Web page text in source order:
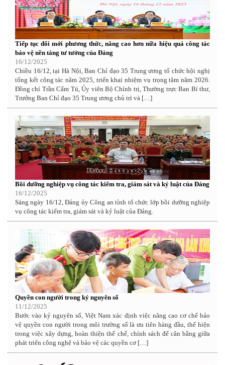
Tiếp tục đổi mới phương thức, nâng cao hơn nữa hiệu quả công tác
bảo vệ nền tảng tư tưởng của Đảng
16/12/2025
Chiều 16/12, tại Hà Nội, Ban Chỉ đạo 35 Trung ương tổ chức hội nghị
tổng kết công tác năm 2025, triển khai nhiệm vụ trọng tâm năm 2026.
Đồng chí Trần Cẩm Tú, Ủy viên Bộ Chính trị, Thường trực Ban Bí thư,
Trưởng Ban Chỉ đạo 35 Trung ương chủ trì và […]
Bồi dưỡng nghiệp vụ công tác kiểm tra, giám sát và kỷ luật của Đảng
16/12/2025
Sáng ngày 16/12, Đảng ủy Công an tỉnh tổ chức lớp bồi dưỡng nghiệp
vụ công tác kiểm tra, giám sát và kỷ luật của Đảng.
Quyền con người trong kỷ nguyên số
11/12/2025
Bước vào kỷ nguyên số, Việt Nam xác định việc nâng cao cơ chế bảo
vệ quyền con người trong môi trường số là ưu tiên hàng đầu, thể hiện
trong việc xây dựng, hoàn thiện thể chế, chính sách để cân bằng giữa
phát triển công nghệ và bảo vệ các quyền cơ […]